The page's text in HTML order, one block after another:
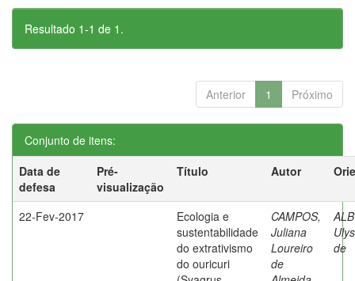
Resultado 1-1 de 1.
Anterior 1 Próximo
Conjunto de itens:
Data de
defesa
Pré-
visualização
Título Autor
22-Fev-2017
Ecologia e
sustentabilidade
do extrativismo
do ouricuri
CAMPOS,
Juliana
Loureiro
de
de